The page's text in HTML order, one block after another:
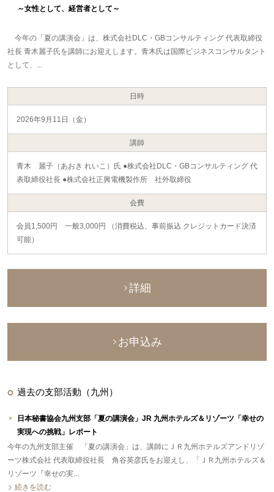
～女性として、経営者として～
今年の「夏の講演会」は、株式会社DLC・GBコンサルティング 代表取締役
社長 青木麗子氏を講師にお迎えします。青木氏は国際ビジネスコンサルタント
として、...
日時
2026年9月11日（金）
講師
青木 麗子（あおき れいこ）氏 ●株式会社DLC・GBコンサルティング 代
表取締役社長 ●株式会社正興電機製作所 社外取締役
会費
会員1,500円 一般3,000円 （消費税込、事前振込 クレジットカード決済
可能）
詳細
お申込み
過去の支部活動（九州）
日本秘書協会九州支部「夏の講演会」JR 九州ホテルズ＆リゾーツ「幸せの
実現への挑戦」レポート
今年の九州支部主催 「夏の講演会」は、講師にＪＲ九州ホテルズアンドリゾ
ーツ株式会社 代表取締役社長 角谷英彦氏をお迎えし、「ＪＲ九州ホテルズ＆
リゾーツ『幸せの実...
続きを読む